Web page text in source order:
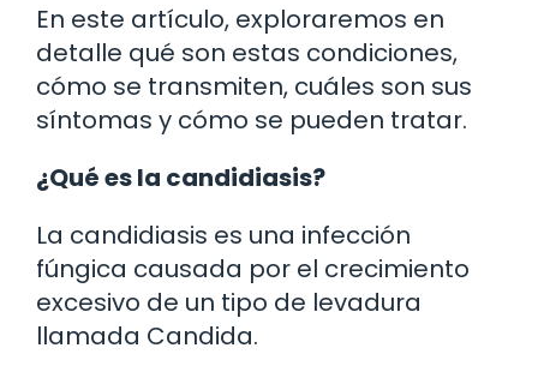
En este artículo, exploraremos en
detalle qué son estas condiciones,
cómo se transmiten, cuáles son sus
síntomas y cómo se pueden tratar.
¿Qué es la candidiasis?
La candidiasis es una infección
fúngica causada por el crecimiento
excesivo de un tipo de levadura
llamada Candida.